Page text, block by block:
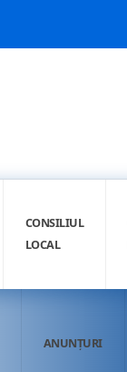
CONSILIUL
LOCAL
ANUNȚURI